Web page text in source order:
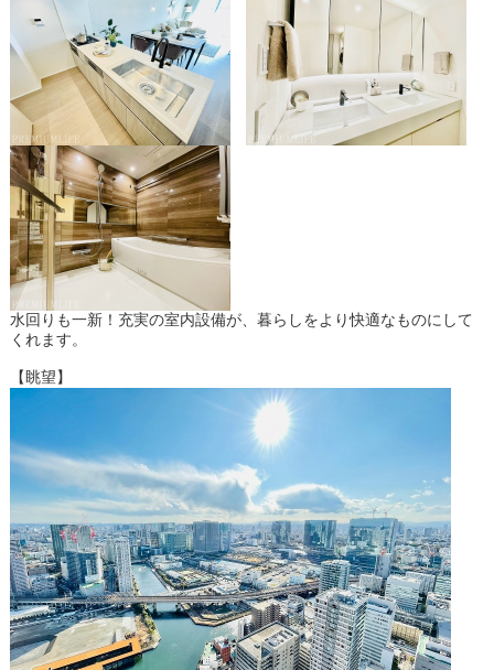
水回りも一新！充実の室内設備が、暮らしをより快適なものにして
くれます。
【眺望】